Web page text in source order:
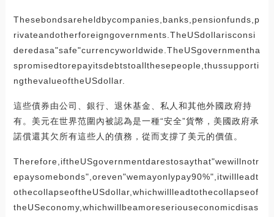
Thesebondsareheldbycompanies,banks,pensionfunds,p
rivateandotherforeigngovernments.TheUSdollarisconsi
deredasa"safe"currencyworldwide.TheUSgovernmentha
spromisedtorepayitsdebtstoallthesepeople,thussupporti
ngthevalueoftheUSdollar.
這些債券由公司、銀行、退休基金、私人和其他外國政府持
有。美元在世界范圍內被認為是一種“安全”貨幣，美國政府承
諾償還其欠所有這些人的債務，從而支撐了美元的價值。
Therefore,iftheUSgovernmentdarestosaythat"wewillnotr
epaysomebonds",oreven"wemayonlypay90%",itwillleadt
othecollapseoftheUSdollar,whichwillleadtothecollapseof
theUSeconomy,whichwillbeamoreseriouseconomicdisas